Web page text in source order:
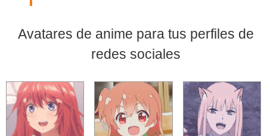
Avatares de anime para tus perfiles de
redes sociales